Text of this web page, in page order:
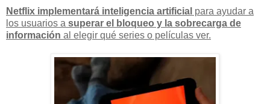
Netflix implementará inteligencia artificial para ayudar a
los usuarios a superar el bloqueo y la sobrecarga de
información al elegir qué series o películas ver.